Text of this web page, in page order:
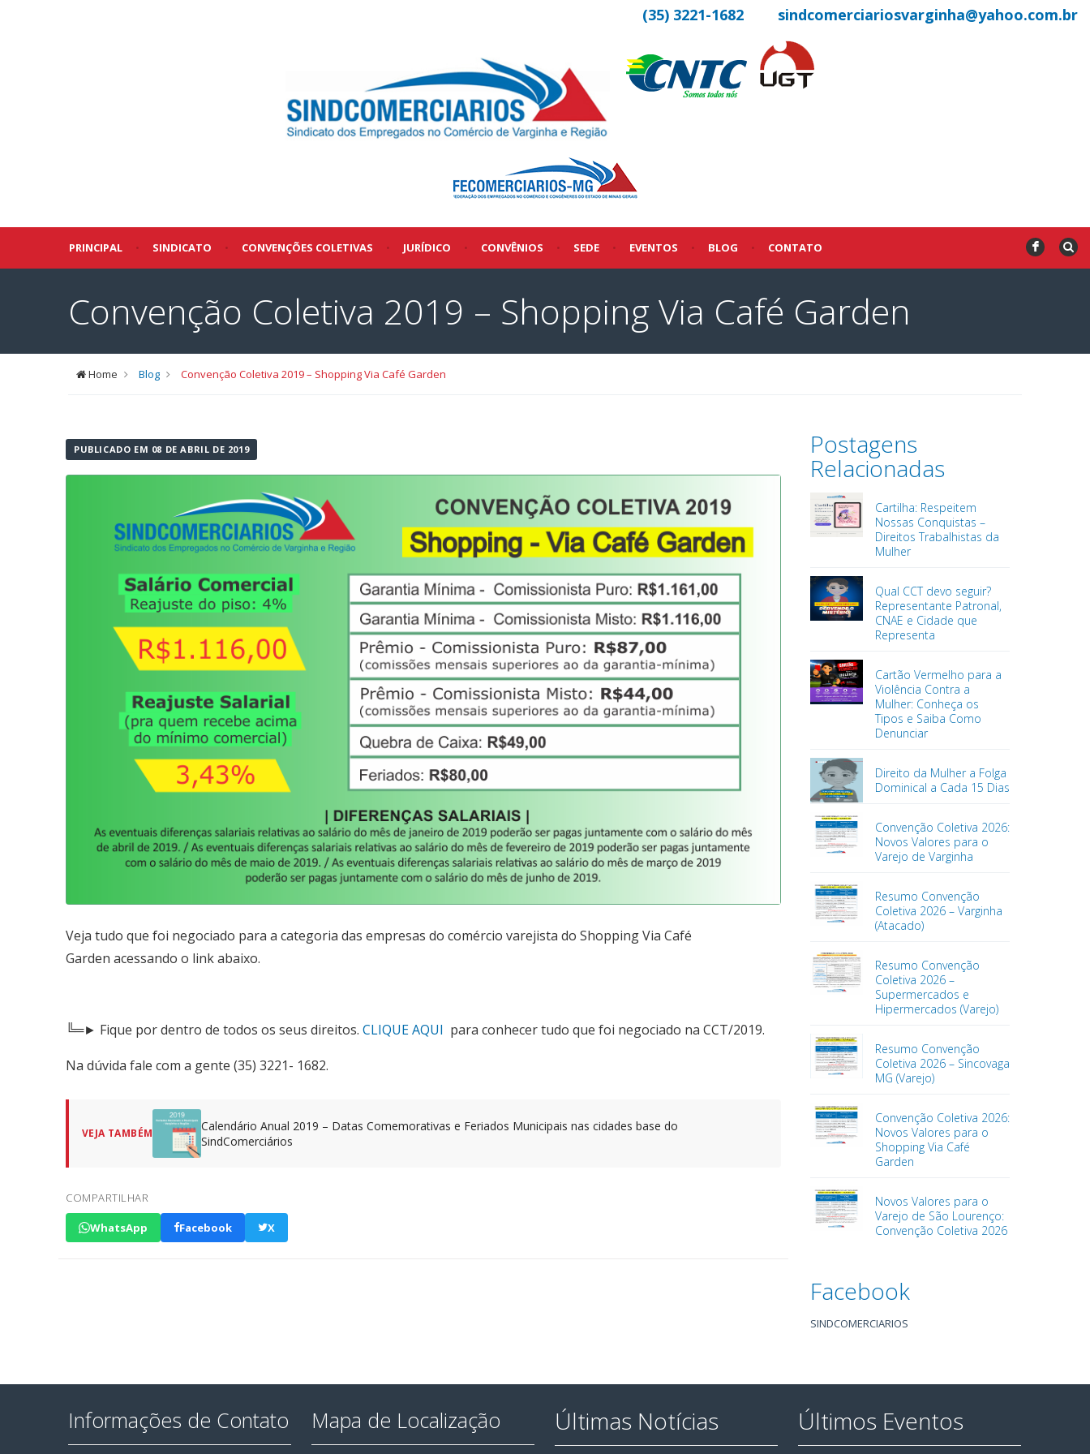
(35) 3221-1682 sindcomerciariosvarginha@yahoo.com.br
PRINCIPAL • SINDICATO • CONVENÇÕES COLETIVAS • JURÍDICO • CONVÊNIOS • SEDE • EVENTOS • BLOG • CONTATO F
Convenção Coletiva 2019 – Shopping Via Café Garden
Home Blog Convenção Coletiva 2019 – Shopping Via Café Garden
PUBLICADO EM 08 DE ABRIL DE 2019
Veja tudo que foi negociado para a categoria das empresas do comércio varejista do Shopping Via Café
Garden acessando o link abaixo.
╚═► Fique por dentro de todos os seus direitos. CLIQUE AQUI para conhecer tudo que foi negociado na CCT/2019.
Na dúvida fale com a gente (35) 3221- 1682.
VEJA TAMBÉM
Calendário Anual 2019 – Datas Comemorativas e Feriados Municipais nas cidades base do
SindComerciários
COMPARTILHAR
WhatsApp Facebook X
Postagens
Relacionadas
Cartilha: Respeitem
Nossas Conquistas –
Direitos Trabalhistas da
Mulher
Qual CCT devo seguir?
Representante Patronal,
CNAE e Cidade que
Representa
Cartão Vermelho para a
Violência Contra a
Mulher: Conheça os
Tipos e Saiba Como
Denunciar
Direito da Mulher a Folga
Dominical a Cada 15 Dias
Convenção Coletiva 2026:
Novos Valores para o
Varejo de Varginha
Resumo Convenção
Coletiva 2026 – Varginha
(Atacado)
Resumo Convenção
Coletiva 2026 –
Supermercados e
Hipermercados (Varejo)
Resumo Convenção
Coletiva 2026 – Sincovaga
MG (Varejo)
Convenção Coletiva 2026:
Novos Valores para o
Shopping Via Café
Garden
Novos Valores para o
Varejo de São Lourenço:
Convenção Coletiva 2026
Facebook
SINDCOMERCIARIOS
Informações de Contato Mapa de Localização Últimas Notícias Últimos Eventos